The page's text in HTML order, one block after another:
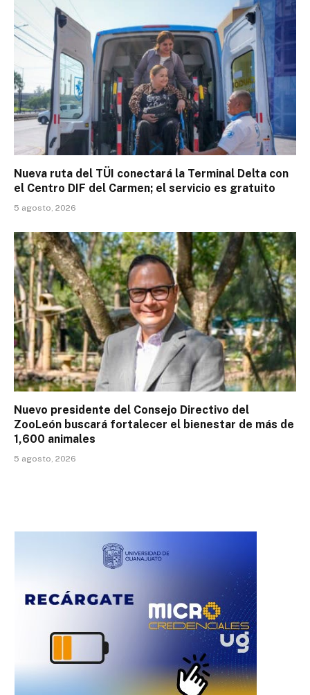
Nueva ruta del TÜI conectará la Terminal Delta con
el Centro DIF del Carmen; el servicio es gratuito
5 agosto, 2026
Nuevo presidente del Consejo Directivo del
ZooLeón buscará fortalecer el bienestar de más de
1,600 animales
5 agosto, 2026